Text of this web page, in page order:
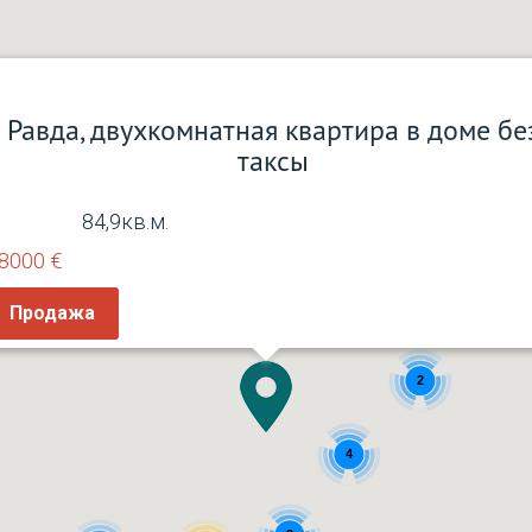
2
4
Равда, двухкомнатная квартира в доме
таксы
84,9кв.м.
€
Продажа